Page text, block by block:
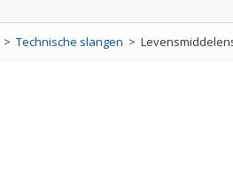
Technische slangen